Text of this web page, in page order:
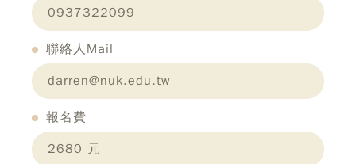
0937322099
聯絡人Mail
darren@nuk.edu.tw
報名費
2680 元